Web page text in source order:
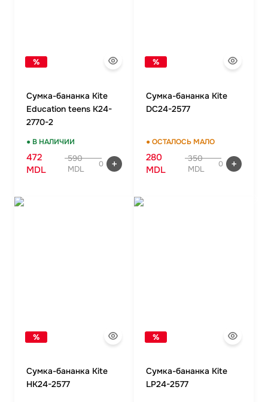
%
Сумка-бананка Kite
Education teens K24-
2770-2
● В НАЛИЧИИ
472
MDL
590
MDL
0
%
Сумка-бананка Kite
DC24-2577
● ОСТАЛОСЬ МАЛО
280
MDL
350
MDL
0
%
Сумка-бананка Kite
HK24-2577
%
Сумка-бананка Kite
LP24-2577